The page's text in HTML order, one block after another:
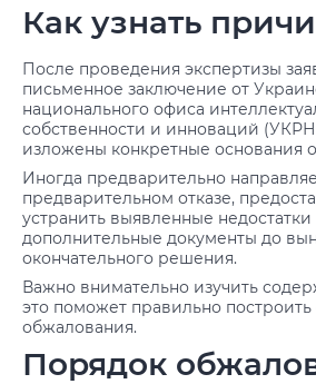
Как узнать
После проведения экспертизы
письменное заключение от
национального офиса
собственности и инноваций
изложены конкретные основания
Иногда предварительно
предварительном отказе,
устранить выявленные
дополнительные документы до
окончательного решения.
Важно внимательно изучить
это поможет правильно построить
обжалования.
Порядок